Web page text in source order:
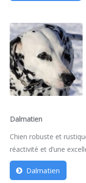
Dalmatien
Chien robuste et
réactivité et d’une
Dalmatien